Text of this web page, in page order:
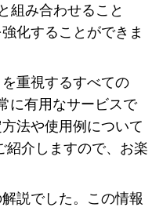
組み合わせること
化することができま
重視するすべての
に有用なサービスで
法や使用例について
紹介しますので、お楽
説でした。この情報